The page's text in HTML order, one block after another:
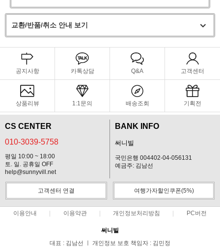
교환/반품/취소 안내 보기
공지사항 카톡상담 Q&A 고객센터
상품리뷰 1:1문의 배송조회 기획전
CS CENTER
010-3039-5758
평일 10:00 ~ 18:00
토. 일. 공휴일 OFF
help@sunnyvill.net
BANK INFO
써니빌
국민은행 004402-04-056131
예금주: 김남선
고객센터 연결 여행가자할인쿠폰(5%)
이용안내 이용약관 개인정보처리방침 PC버전
써니빌
대표 : 김남선 ㅣ 개인정보 보호 책임자 : 김민정